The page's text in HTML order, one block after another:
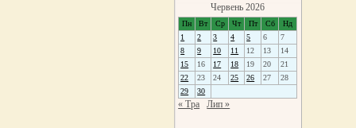
Червень 2026
Пн Вт Ср Чт Пт Сб
Нд
1
2 3 4 5 6
7
8
9 10 11 12 13
14
15
16 17 18 19 20
21
22
23 24 25 26 27
28
29
30
« Тра Лип »